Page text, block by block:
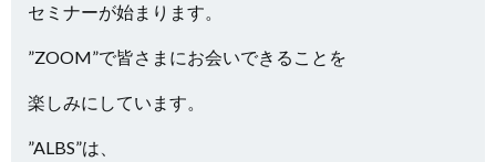
セミナーが始まります。
”ZOOM”で皆さまにお会いできることを
楽しみにしています。
”ALBS”は、